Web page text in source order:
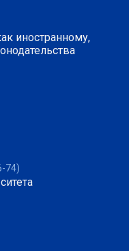
иностранному,
74)